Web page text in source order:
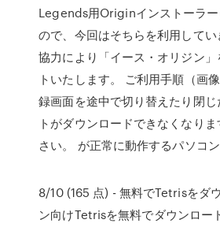
Legends用Originインストーラー
ので、今回はそちらを利用して
協力により「イース・オリジン
トいたします。 ご利用手順（画
録画面を途中で切り替えたり閉
トがダウンロードできなくなり
さい。 が正常に動作するパソコ
8/10 (165 点) - 無料でTetrisをダ
ン向けTetrisを無料でダウンロー